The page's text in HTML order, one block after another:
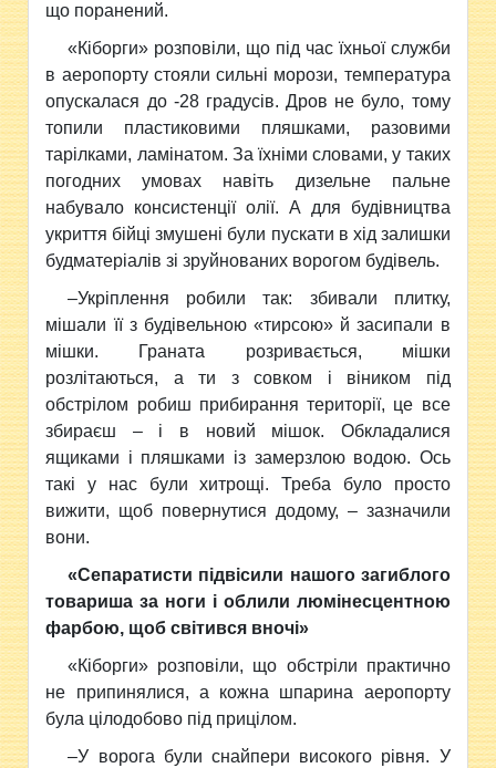
що поранений.
«Кіборги» розповіли, що під час їхньої служби
в аеропорту стояли сильні морози, температура
опускалася до -28 градусів. Дров не було, тому
топили пластиковими пляшками, разовими
тарілками, ламінатом. За їхніми словами, у таких
погодних умовах навіть дизельне пальне
набувало консистенції олії. А для будівництва
укриття бійці змушені були пускати в хід залишки
будматеріалів зі зруйнованих ворогом будівель.
–Укріплення робили так: збивали плитку,
мішали її з будівельною «тирсою» й засипали в
мішки. Граната розривається, мішки
розлітаються, а ти з совком і віником під
обстрілом робиш прибирання території, це все
збираєш – і в новий мішок. Обкладалися
ящиками і пляшками із замерзлою водою. Ось
такі у нас були хитрощі. Треба було просто
вижити, щоб повернутися додому, – зазначили
вони.
«Сепаратисти підвісили нашого загиблого
товариша за ноги і облили люмінесцентною
фарбою, щоб світився вночі»
«Кіборги» розповіли, що обстріли практично
не припинялися, а кожна шпарина аеропорту
була цілодобово під прицілом.
–У ворога були снайпери високого рівня. У